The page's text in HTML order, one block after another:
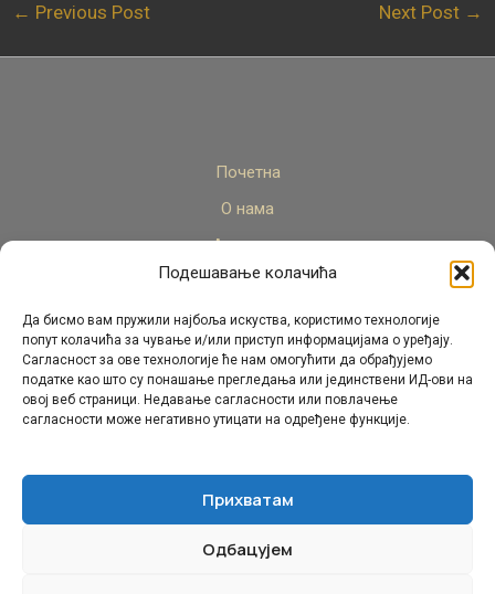
Подешавање колачића
Да бисмо вам пружили најбоља искуства, користимо технологије
попут колачића за чување и/или приступ информацијама о уређају.
Сагласност за ове технологије ће нам омогућити да обрађујемо
податке као што су понашање прегледања или јединствени ИД-ови на
овој веб страници. Недавање сагласности или повлачење
сагласности може негативно утицати на одређене функције.
Прихватам
Одбацујем
← Previous Post Next Post →
Почетна
О нама
Актуелно
Стручни кадар
Пројекти
Архива
Контакт
© Републички педагошки завод Републике Српске.